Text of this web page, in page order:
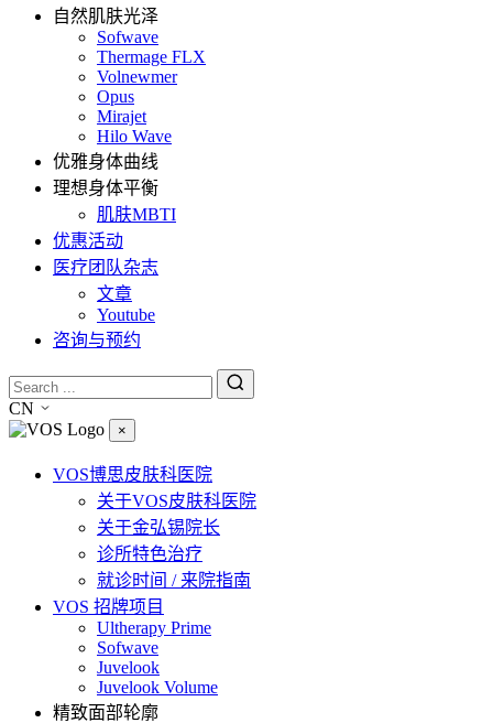
自然肌肤光泽
Sofwave
Thermage FLX
Volnewmer
Opus
Mirajet
Hilo Wave
优雅身体曲线
理想身体平衡
肌肤MBTI
优惠活动
医疗团队杂志
文章
Youtube
咨询与预约
CN
×
VOS博思皮肤科医院
关于VOS皮肤科医院
关于金弘锡院长
诊所特色治疗
就诊时间 / 来院指南
VOS 招牌项目
Ultherapy Prime
Sofwave
Juvelook
Juvelook Volume
精致面部轮廓